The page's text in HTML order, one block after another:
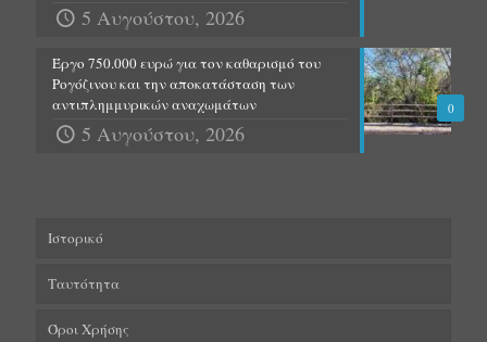
5 Αυγούστου, 2026
0
Έργο 750.000 ευρώ για τον καθαρισμό του
Ρογόζινου και την αποκατάσταση των
αντιπλημμυρικών αναχωμάτων
5 Αυγούστου, 2026
Ιστορικό
Ταυτότητα
Όροι Χρήσης